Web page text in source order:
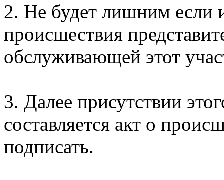
2. Не будет лишним если
происшествия
обслуживающей этот
3. Далее присутствии
составляется акт о
подписать.